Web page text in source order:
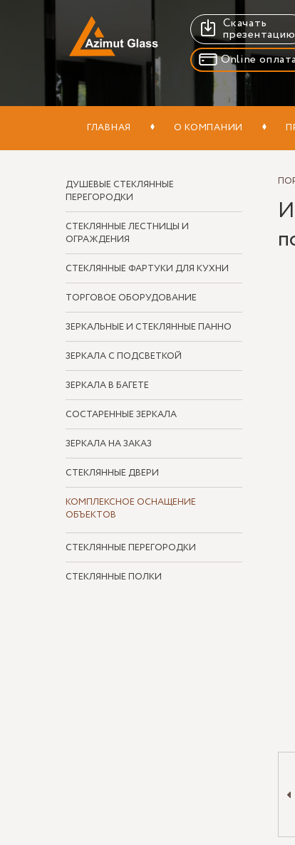
Скачать
презентацию
Online оплата
ГЛАВНАЯ О КОМПАНИИ
ДУШЕВЫЕ СТЕКЛЯННЫЕ
ПЕРЕГОРОДКИ
СТЕКЛЯННЫЕ ЛЕСТНИЦЫ И
ОГРАЖДЕНИЯ
СТЕКЛЯННЫЕ ФАРТУКИ ДЛЯ КУХНИ
ТОРГОВОЕ ОБОРУДОВАНИЕ
ЗЕРКАЛЬНЫЕ И СТЕКЛЯННЫЕ ПАННО
ЗЕРКАЛА С ПОДСВЕТКОЙ
ЗЕРКАЛА В БАГЕТЕ
СОСТАРЕННЫЕ ЗЕРКАЛА
ЗЕРКАЛА НА ЗАКАЗ
СТЕКЛЯННЫЕ ДВЕРИ
КОМПЛЕКСНОЕ ОСНАЩЕНИЕ
ОБЪЕКТОВ
СТЕКЛЯННЫЕ ПЕРЕГОРОДКИ
СТЕКЛЯННЫЕ ПОЛКИ